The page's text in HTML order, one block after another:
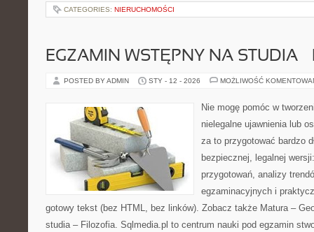
CATEGORIES: NIERUCHOMOŚCI
EGZAMIN WSTĘPNY NA STUDIA
POSTED BY ADMIN STY - 12 - 2026 MOŻLIWOŚĆ
Nie mogę pomóc w
nielegalne ujawnienia lub
za to przygotować bardzo
bezpiecznej, legalnej
przygotowań, analizy
egzaminacyjnych i
gotowy tekst (bez HTML, bez linków). Zobacz także Matura –
studia – Filozofia. Sqlmedia.pl to centrum nauki pod egzamin